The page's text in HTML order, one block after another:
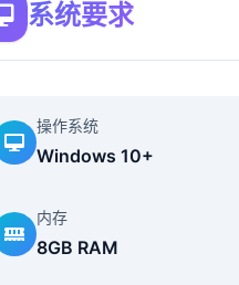
提供了一些选择给玩家用来合
为先，H为辅料的这样一种体验
作，那么很多时候反而不会出
的快乐的情况，
系统要求
操作系统
Windows 10+
内存
8GB RAM